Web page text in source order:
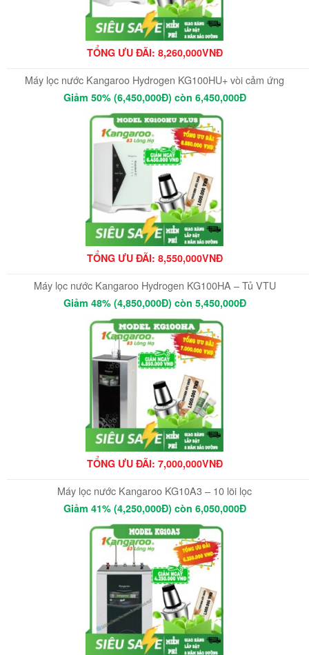
TỔNG ƯU ĐÃI: 8,260,000VNĐ
Máy lọc nước Kangaroo Hydrogen KG100HU+ vòi cảm ứng
Giảm 50% (6,450,000Đ) còn 6,450,000Đ
TỔNG ƯU ĐÃI: 8,550,000VNĐ
Máy lọc nước Kangaroo Hydrogen KG100HA – Tủ VTU
Giảm 48% (4,850,000Đ) còn 5,450,000Đ
TỔNG ƯU ĐÃI: 7,000,000VNĐ
Máy lọc nước Kangaroo KG10A3 – 10 lõi lọc
Giảm 41% (4,250,000Đ) còn 6,050,000Đ